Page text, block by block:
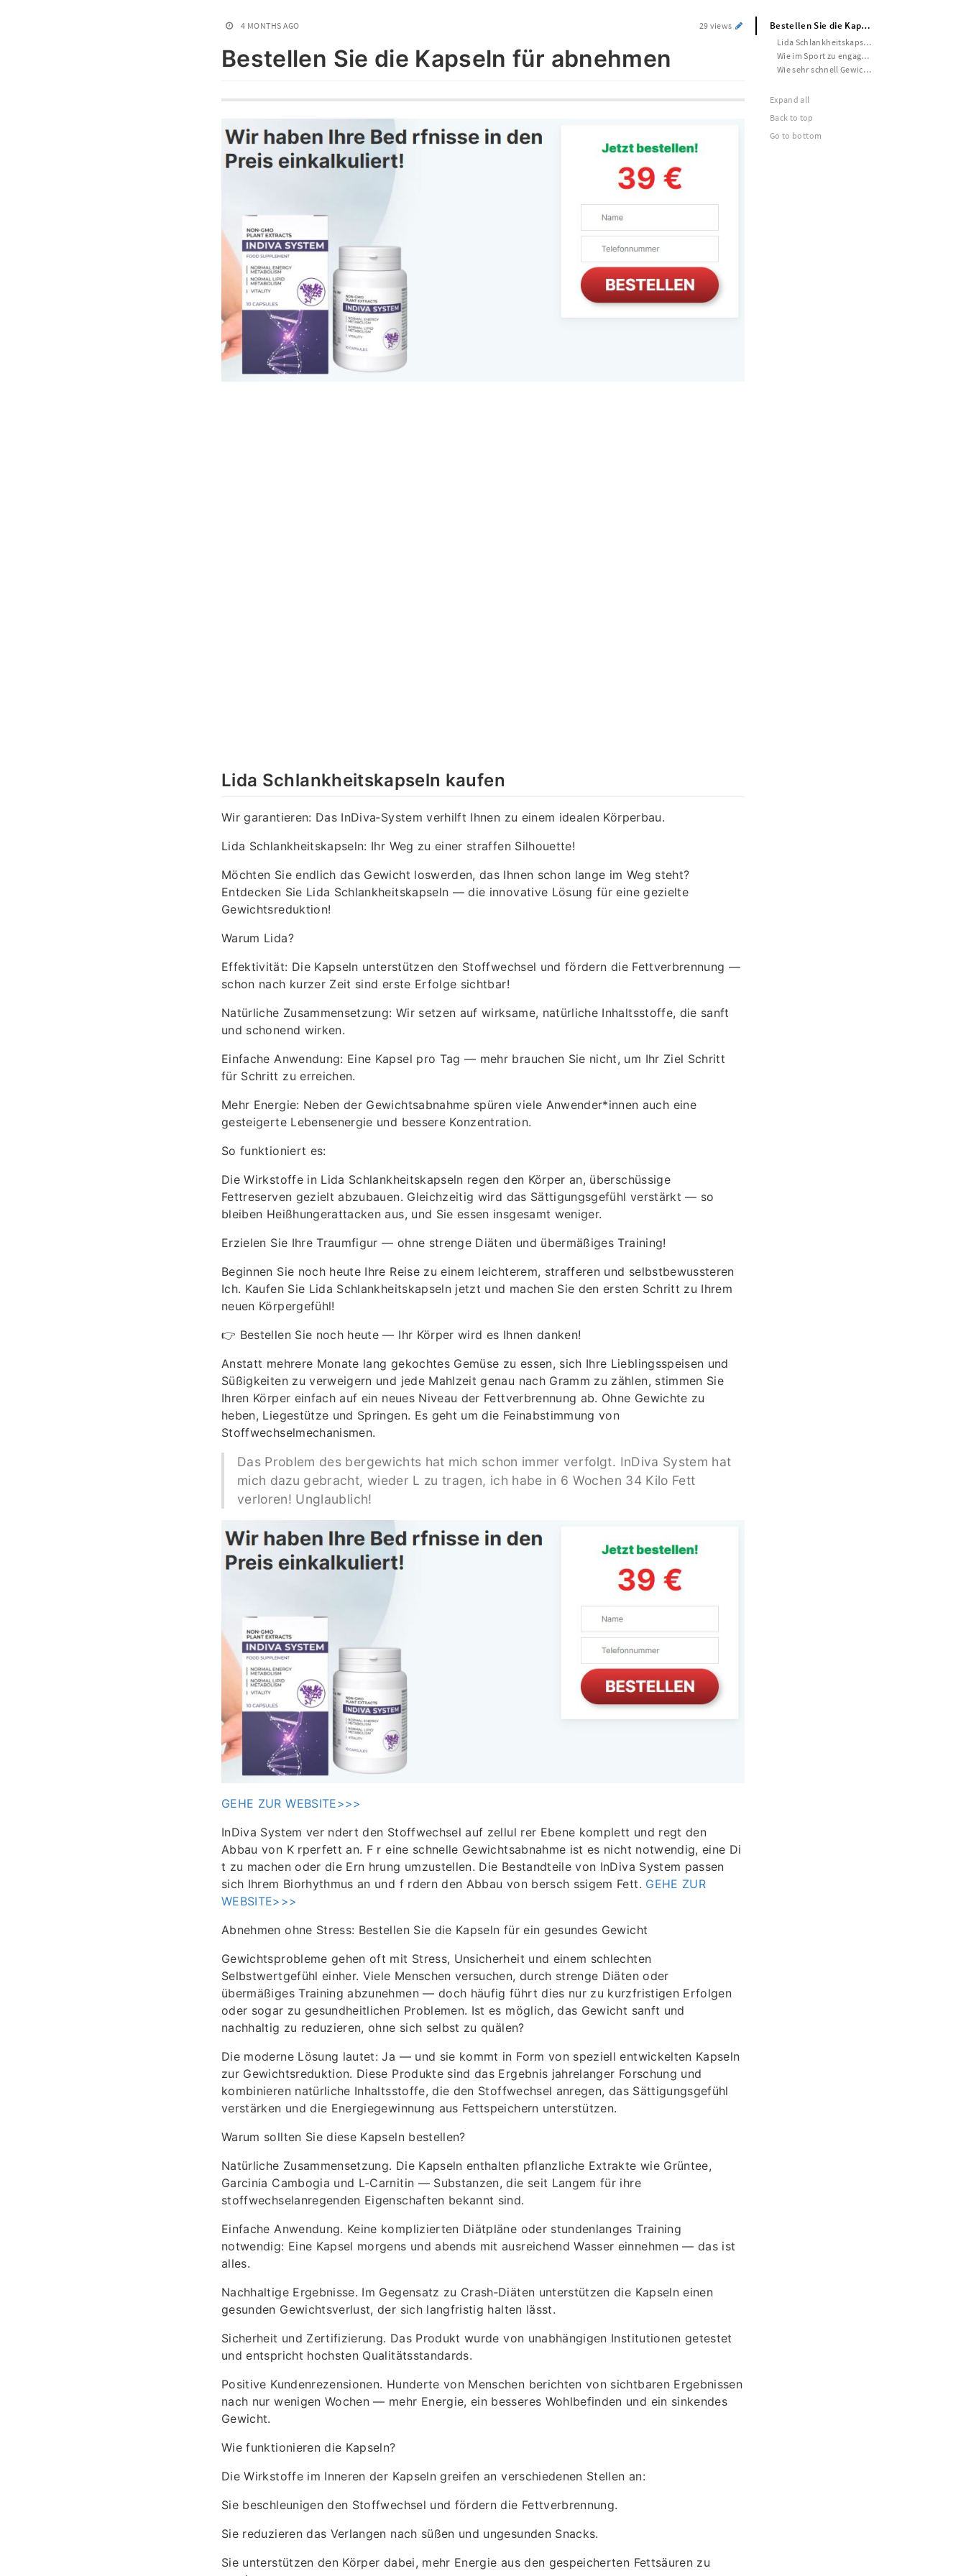
4 MONTHS AGO 29 views
Bestellen Sie die Kapseln für abnehmen
Lida Schlankheitskapseln kaufen
Wir garantieren: Das InDiva‑System verhilft Ihnen zu einem idealen Körperbau.
Lida Schlankheitskapseln: Ihr Weg zu einer straffen Silhouette!
Möchten Sie endlich das Gewicht loswerden, das Ihnen schon lange im Weg steht?
Entdecken Sie Lida Schlankheitskapseln — die innovative Lösung für eine gezielte
Gewichtsreduktion!
Warum Lida?
Effektivität: Die Kapseln unterstützen den Stoffwechsel und fördern die Fettverbrennung —
schon nach kurzer Zeit sind erste Erfolge sichtbar!
Natürliche Zusammensetzung: Wir setzen auf wirksame, natürliche Inhaltsstoffe, die sanft
und schonend wirken.
Einfache Anwendung: Eine Kapsel pro Tag — mehr brauchen Sie nicht, um Ihr Ziel Schritt
für Schritt zu erreichen.
Mehr Energie: Neben der Gewichtsabnahme spüren viele Anwender*innen auch eine
gesteigerte Lebensenergie und bessere Konzentration.
So funktioniert es:
Die Wirkstoffe in Lida Schlankheitskapseln regen den Körper an, überschüssige
Fettreserven gezielt abzubauen. Gleichzeitig wird das Sättigungsgefühl verstärkt — so
bleiben Heißhungerattacken aus, und Sie essen insgesamt weniger.
Erzielen Sie Ihre Traumfigur — ohne strenge Diäten und übermäßiges Training!
Beginnen Sie noch heute Ihre Reise zu einem leichterem, strafferen und selbstbewussteren
Ich. Kaufen Sie Lida Schlankheitskapseln jetzt und machen Sie den ersten Schritt zu Ihrem
neuen Körpergefühl!
👉 Bestellen Sie noch heute — Ihr Körper wird es Ihnen danken!
Anstatt mehrere Monate lang gekochtes Gemüse zu essen, sich Ihre Lieblingsspeisen und
Süßigkeiten zu verweigern und jede Mahlzeit genau nach Gramm zu zählen, stimmen Sie
Ihren Körper einfach auf ein neues Niveau der Fettverbrennung ab. Ohne Gewichte zu
heben, Liegestütze und Springen. Es geht um die Feinabstimmung von
Stoffwechselmechanismen.
Das Problem des bergewichts hat mich schon immer verfolgt. InDiva System hat
mich dazu gebracht, wieder L zu tragen, ich habe in 6 Wochen 34 Kilo Fett
verloren! Unglaublich!
GEHE ZUR WEBSITE>>>
InDiva System ver ndert den Stoffwechsel auf zellul rer Ebene komplett und regt den
Abbau von K rperfett an. F r eine schnelle Gewichtsabnahme ist es nicht notwendig, eine Di
t zu machen oder die Ern hrung umzustellen. Die Bestandteile von InDiva System passen
sich Ihrem Biorhythmus an und f rdern den Abbau von bersch ssigem Fett. GEHE ZUR
WEBSITE>>>
Abnehmen ohne Stress: Bestellen Sie die Kapseln für ein gesundes Gewicht
Gewichtsprobleme gehen oft mit Stress, Unsicherheit und einem schlechten
Selbstwertgefühl einher. Viele Menschen versuchen, durch strenge Diäten oder
übermäßiges Training abzunehmen — doch häufig führt dies nur zu kurzfristigen Erfolgen
oder sogar zu gesundheitlichen Problemen. Ist es möglich, das Gewicht sanft und
nachhaltig zu reduzieren, ohne sich selbst zu quälen?
Die moderne Lösung lautet: Ja — und sie kommt in Form von speziell entwickelten Kapseln
zur Gewichtsreduktion. Diese Produkte sind das Ergebnis jahrelanger Forschung und
kombinieren natürliche Inhaltsstoffe, die den Stoffwechsel anregen, das Sättigungsgefühl
verstärken und die Energiegewinnung aus Fettspeichern unterstützen.
Warum sollten Sie diese Kapseln bestellen?
Natürliche Zusammensetzung. Die Kapseln enthalten pflanzliche Extrakte wie Grüntee,
Garcinia Cambogia und L‑Carnitin — Substanzen, die seit Langem für ihre
stoffwechselanregenden Eigenschaften bekannt sind.
Einfache Anwendung. Keine komplizierten Diätpläne oder stundenlanges Training
notwendig: Eine Kapsel morgens und abends mit ausreichend Wasser einnehmen — das ist
alles.
Nachhaltige Ergebnisse. Im Gegensatz zu Crash‑Diäten unterstützen die Kapseln einen
gesunden Gewichtsverlust, der sich langfristig halten lässt.
Sicherheit und Zertifizierung. Das Produkt wurde von unabhängigen Institutionen getestet
und entspricht hochsten Qualitätsstandards.
Positive Kundenrezensionen. Hunderte von Menschen berichten von sichtbaren Ergebnissen
nach nur wenigen Wochen — mehr Energie, ein besseres Wohlbefinden und ein sinkendes
Gewicht.
Wie funktionieren die Kapseln?
Die Wirkstoffe im Inneren der Kapseln greifen an verschiedenen Stellen an:
Sie beschleunigen den Stoffwechsel und fördern die Fettverbrennung.
Sie reduzieren das Verlangen nach süßen und ungesunden Snacks.
Sie unterstützen den Körper dabei, mehr Energie aus den gespeicherten Fettsäuren zu
Bestellen Sie die Kapseln für abnehmen
Lida Schlankheitskapseln kaufen
Wie im Sport zu engagieren, um schnell Gewicht zu verlieren
Wie sehr schnell Gewicht verlieren mit allen Mitteln
Expand all
Back to top
Go to bottom